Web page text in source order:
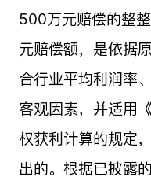
500万元赔偿的整
元赔偿额，是依据
合行业平均利润率
客观因素，并适用
权获利计算的规定
出的。根据已披露